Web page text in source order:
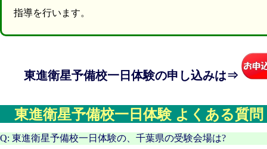
指導を行います。
東進衛星予備校一日体験の申し込みは⇒
東進衛星予備校一日体験 よくある質問
Q: 東進衛星予備校一日体験の、千葉県の受験会場は?